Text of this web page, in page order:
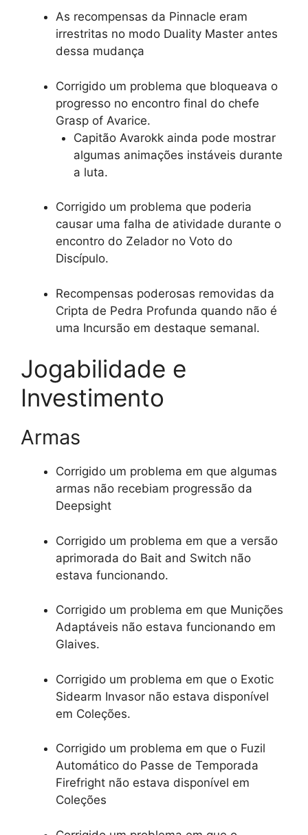
As recompensas da Pinnacle eram
irrestritas no modo Duality Master antes
dessa mudança
Corrigido um problema que bloqueava o
progresso no encontro final do chefe
Grasp of Avarice.
Capitão Avarokk ainda pode mostrar
algumas animações instáveis ​​durante
a luta.
Corrigido um problema que poderia
causar uma falha de atividade durante o
encontro do Zelador no Voto do
Discípulo.
Recompensas poderosas removidas da
Cripta de Pedra Profunda quando não é
uma Incursão em destaque semanal.
Jogabilidade e
Investimento
Armas
Corrigido um problema em que algumas
armas não recebiam progressão da
Deepsight
Corrigido um problema em que a versão
aprimorada do Bait and Switch não
estava funcionando.
Corrigido um problema em que Munições
Adaptáveis ​​não estava funcionando em
Glaives.
Corrigido um problema em que o Exotic
Sidearm Invasor não estava disponível
em Coleções.
Corrigido um problema em que o Fuzil
Automático do Passe de Temporada
Firefright não estava disponível em
Coleções